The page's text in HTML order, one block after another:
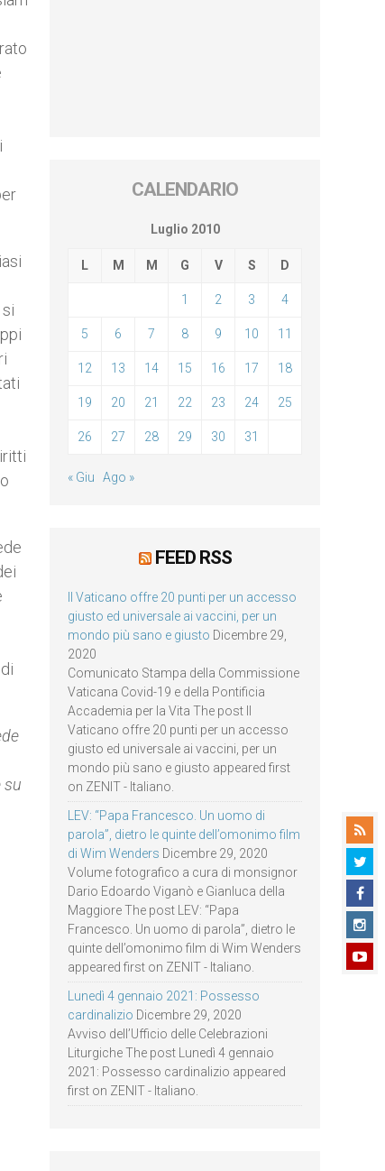
su
CALENDARIO
Luglio 2010
L M M G V S D
1 2 3 4
5 6 7 8 9 10 11
12 13 14 15 16 17 18
19 20 21 22 23 24 25
26 27 28 29 30 31
« Giu Ago »
FEED RSS
Il Vaticano offre 20 punti per un accesso
giusto ed universale ai vaccini, per un
mondo più sano e giusto Dicembre 29,
2020
Comunicato Stampa della Commissione
Vaticana Covid-19 e della Pontificia
Accademia per la Vita The post Il
Vaticano offre 20 punti per un accesso
giusto ed universale ai vaccini, per un
mondo più sano e giusto appeared first
on ZENIT - Italiano.
LEV: “Papa Francesco. Un uomo di
parola”, dietro le quinte dell’omonimo film
di Wim Wenders Dicembre 29, 2020
Volume fotografico a cura di monsignor
Dario Edoardo Viganò e Gianluca della
Maggiore The post LEV: “Papa
Francesco. Un uomo di parola”, dietro le
quinte dell’omonimo film di Wim Wenders
appeared first on ZENIT - Italiano.
Lunedì 4 gennaio 2021: Possesso
cardinalizio Dicembre 29, 2020
Avviso dell’Ufficio delle Celebrazioni
Liturgiche The post Lunedì 4 gennaio
2021: Possesso cardinalizio appeared
first on ZENIT - Italiano.